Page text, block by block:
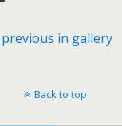
previous in gallery
Back to top